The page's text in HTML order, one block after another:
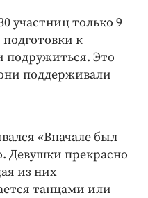
участниц только 9
к
подружиться. Это
поддерживали
«Вначале был
Девушки прекрасно
из них
танцами или